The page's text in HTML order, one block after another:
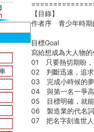
【目錄】
作者序 青少年時
目標Goal
寫給想成為大人物的
01 只要熱切期盼
02 判斷迅速，追
03 完成小時候的
04 與第一名一爭
05 目標明確，就
06 製造業的代名
07 把名字刻進世